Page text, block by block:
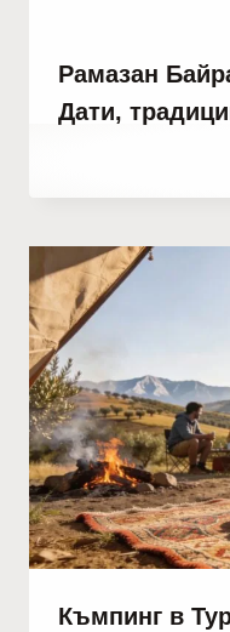
Рамазан
Дати,
Къмпинг в